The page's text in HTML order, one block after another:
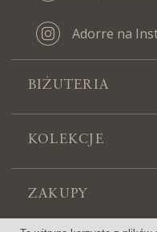
Adorre na
BIŻUTERIA
KOLEKCJE
ZAKUPY